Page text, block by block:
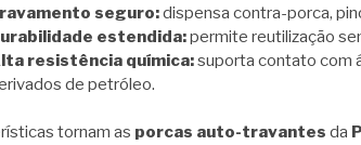
seguro:dispensa contra-porca,
estendida:permite reutilização
resistência química:suporta contato com
de petróleo.
tornam as porcas auto-travantes da